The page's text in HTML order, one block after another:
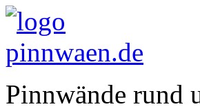
Pinnwände rund